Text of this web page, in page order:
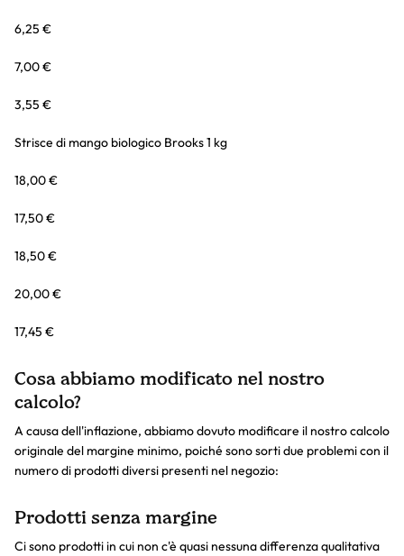
6,25 €
7,00 €
3,55 €
Strisce di mango biologico Brooks 1 kg
18,00 €
17,50 €
18,50 €
20,00 €
17,45 €
Cosa abbiamo modificato nel nostro
calcolo?
A causa dell'inflazione, abbiamo dovuto modificare il nostro calcolo
originale del margine minimo, poiché sono sorti due problemi con il
numero di prodotti diversi presenti nel negozio:
Prodotti senza margine
Ci sono prodotti in cui non c'è quasi nessuna differenza qualitativa